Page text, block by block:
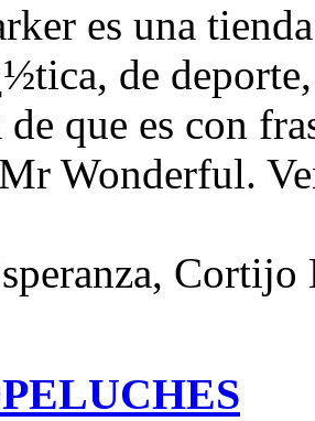
es una
de
que es con
Wonderful.
Cortijo